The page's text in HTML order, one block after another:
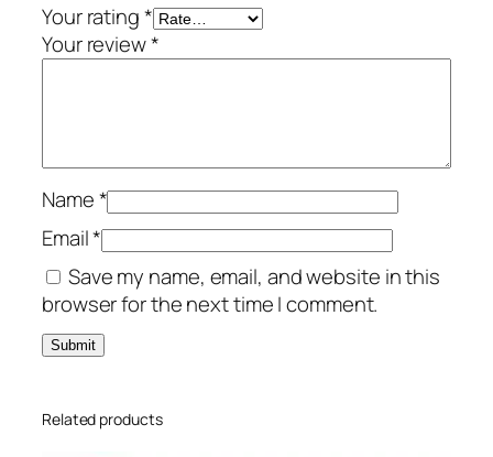
Your rating*
Your review*
Name*
Email*
Save my name, email, and website in this
browser for the next time I comment.
Related products